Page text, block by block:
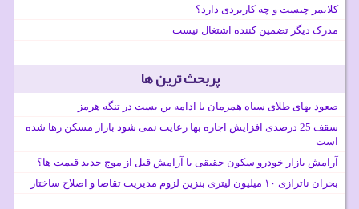
کلایمر چیست و چه کاربردی دارد؟
مدرک دیگر تضمین کننده اشتغال نیست
پربحث ترین ها
صعود بهای طلای سیاه همزمان با ادامه بن بست در تنگه هرمز
سقف 25 درصدی افزایش اجاره بها رعایت نمی شود بازار مسکن رها شده
است
آرامش بازار خودرو سکون حقیقی یا آرامش قبل از موج جدید قیمت ها؟
بحران ناترازی ۱۰ میلیون لیتری بنزین لزوم مدیریت تقاضا و اصلاح ساختار